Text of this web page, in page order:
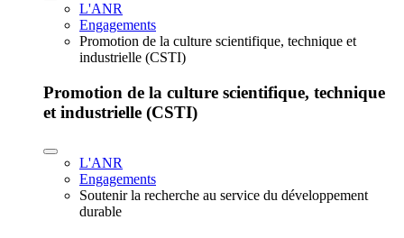
L'ANR
Engagements
Promotion de la culture scientifique, technique et
industrielle (CSTI)
Promotion de la culture scientifique, technique
et industrielle (CSTI)
L'ANR
Engagements
Soutenir la recherche au service du développement
durable